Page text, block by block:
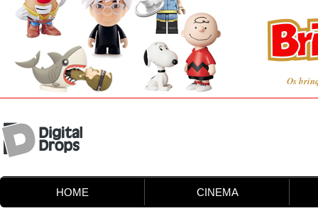
Os
HOME CINEMA